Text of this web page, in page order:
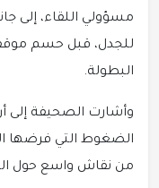
مسؤولي اللقاء، إلى
للجدل، قبل حسم
البطولة.
وأشارت الصحيفة إلى
الضغوط التي فرضها
من نقاش واسع حول